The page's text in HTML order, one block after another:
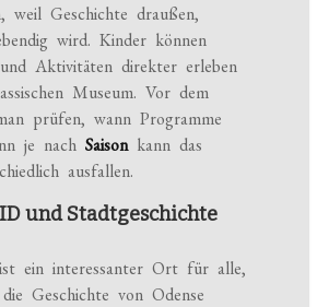
weil Geschichte draußen,
wird. Kinder können
Aktivitäten direkter erleben
Museum. Vor dem
prüfen, wann Programme
je nachSaisonkann das
ausfallen.
und Stadtgeschichte
ist ein interessanter Ort für alle,
Geschichte von Odense